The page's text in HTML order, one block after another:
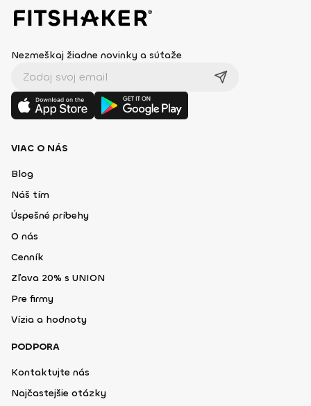
Nezmeškaj žiadne novinky a súťaže
VIAC O NÁS
Blog
Náš tím
Úspešné príbehy
O nás
Cenník
Zľava 20% s UNION
Pre firmy
Vízia a hodnoty
PODPORA
Kontaktujte nás
Najčastejšie otázky